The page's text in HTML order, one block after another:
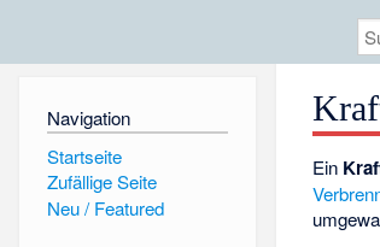
Navigation
Startseite
Zufällige Seite
Neu / Featured
Ein